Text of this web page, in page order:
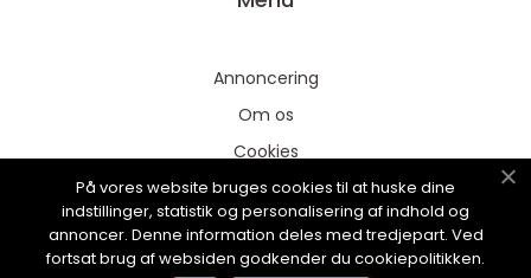
Annoncering
Om os
Cookies
Kontakt os
Sitemap
På vores website bruges cookies til at huske dine
indstillinger, statistik og personalisering af indhold og
annoncer. Denne information deles med tredjepart. Ved
fortsat brug af websiden godkender du cookiepolitikken.